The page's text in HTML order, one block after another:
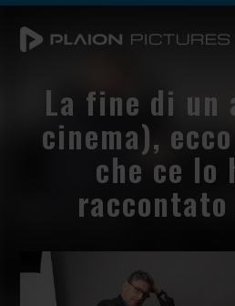
La fine di un
cinema),
che ce lo